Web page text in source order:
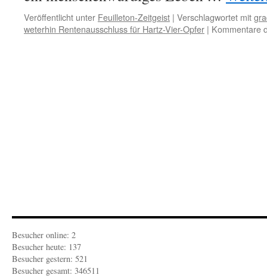
Veröffentlicht unter Feuilleton-Zeitgeist | Verschlagwortet mit
weterhin Rentenausschluss für Hartz-Vier-Opfer | Kommentare
Besucher online: 2
Besucher heute: 137
Besucher gestern: 521
Besucher gesamt: 346511